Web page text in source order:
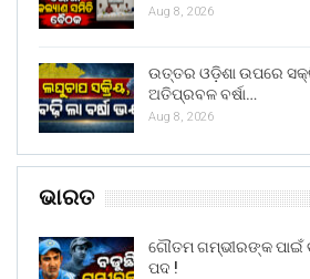
Aug 8, 2026
ଉତ୍ତର ଓଡ଼ିଶା ଉପରେ
ଅତିପ୍ରବଳ ବର୍ଷା…
Aug 8, 2026
ଭାରତ
ଗୌତମ ଗମ୍ଭୀରଙ୍କ ପାଇଁ
ପଦ !